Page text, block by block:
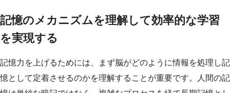
記憶のメカニズムを理解して効率的な学習
を実現する
記憶力を上げるためには、まず脳がどのように情報を処理し記
憶として定着させるのかを理解することが重要です。人間の記